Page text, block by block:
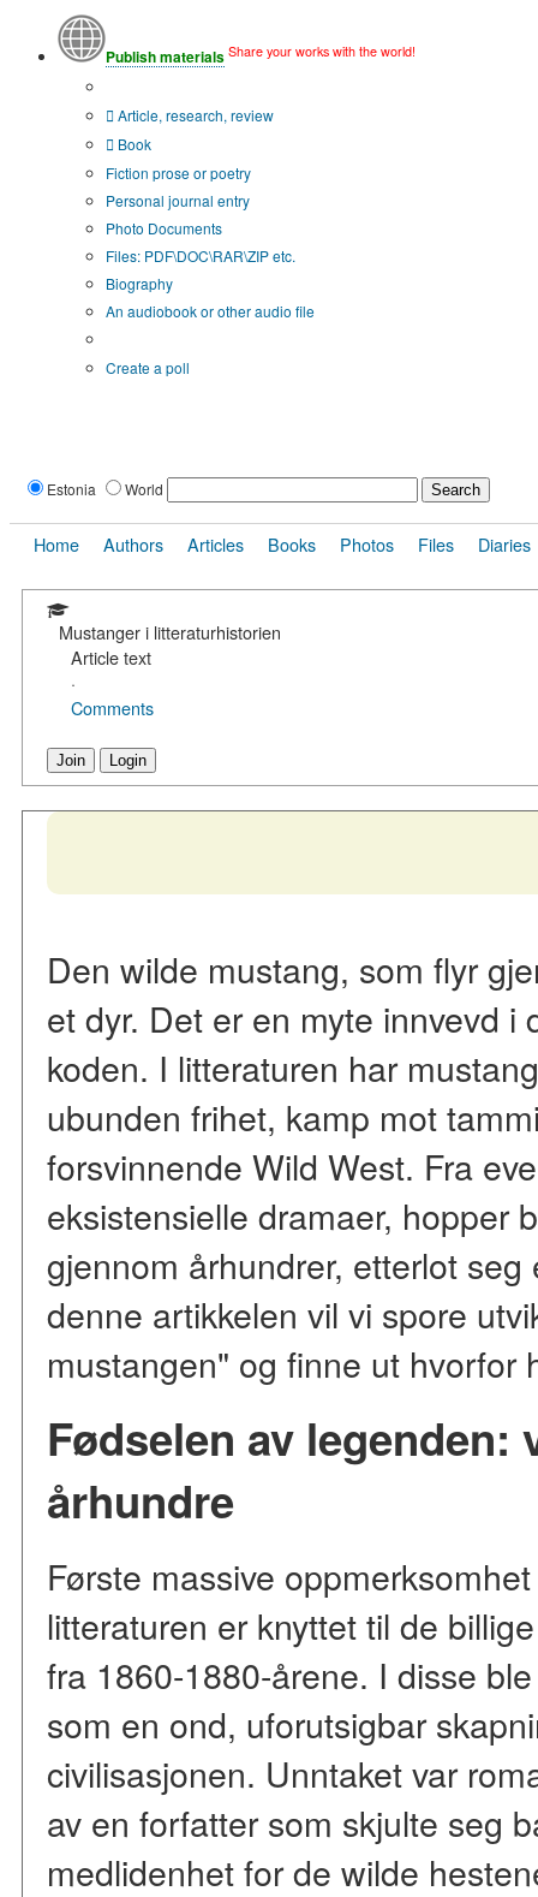
Publish materials Share your works with the world!
Article, research, review
Book
Fiction prose or poetry
Personal journal entry
Photo Documents
Files: PDF\DOC\RAR\ZIP etc.
Biography
An audiobook or other audio file
Create a poll
Estonia World
Home Authors Articles Books Photos Files Diaries
Mustanger i litteraturhistorien
Article text
·
Comments
Join Login
Den wilde mustang, som flyr
et dyr. Det er en myte innvevd i
koden. I litteraturen har
ubunden frihet, kamp mot
forsvinnende Wild West. Fra
eksistensielle dramaer, hopper
gjennom århundrer, etterlot
denne artikkelen vil vi spore
mustangen" og finne ut hvorfor
Fødselen av legenden:
århundre
Første massive
litteraturen er knyttet til de
fra 1860-1880-årene. I disse
som en ond, uforutsigbar
civilisasjonen. Unntaket var
av en forfatter som skjulte seg
medlidenhet for de wilde